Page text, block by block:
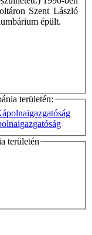
Szent László
épült.
területén:
területén